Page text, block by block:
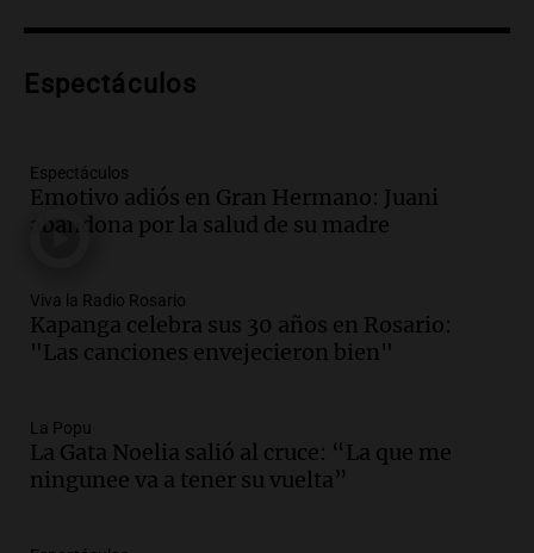
tributo todos los jueves
Episodios
sea, va a ser lindo”
La Cadena del Gol
Episodios
en ludopatía: “Tener el casino en la
mano es muy peligroso”
La Argentina, hoy
ciudad de Córdoba para interiorizarse
sobre los parques educativos
Amamos Argentina
Espectáculos
Espectáculos
Emotivo adiós en Gran Hermano: Juani
abandona por la salud de su madre
Viva la Radio Rosario
Kapanga celebra sus 30 años en Rosario:
"Las canciones envejecieron bien"
La Popu
La Gata Noelia salió al cruce: “La que me
ningunee va a tener su vuelta”